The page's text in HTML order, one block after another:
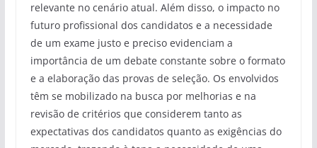
relevante no cenário atual. Além disso, o impacto no
futuro profissional dos candidatos e a necessidade
de um exame justo e preciso evidenciam a
importância de um debate constante sobre o formato
e a elaboração das provas de seleção. Os envolvidos
têm se mobilizado na busca por melhorias e na
revisão de critérios que considerem tanto as
expectativas dos candidatos quanto as exigências do